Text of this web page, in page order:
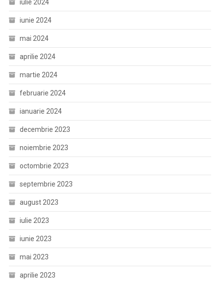
iulie 2024
iunie 2024
mai 2024
aprilie 2024
martie 2024
februarie 2024
ianuarie 2024
decembrie 2023
noiembrie 2023
octombrie 2023
septembrie 2023
august 2023
iulie 2023
iunie 2023
mai 2023
aprilie 2023